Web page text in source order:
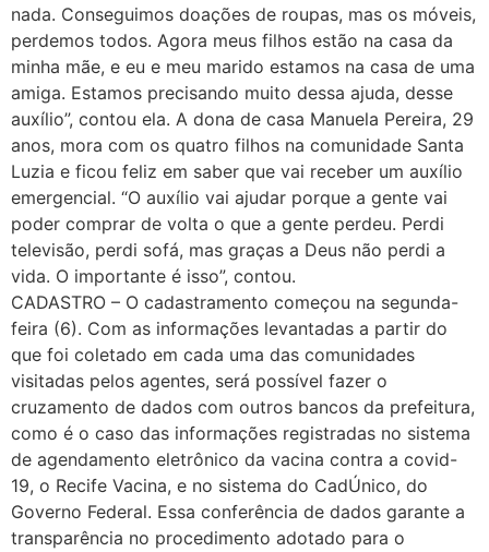
nada. Conseguimos doações de roupas, mas os móveis,
perdemos todos. Agora meus filhos estão na casa da
minha mãe, e eu e meu marido estamos na casa de uma
amiga. Estamos precisando muito dessa ajuda, desse
auxílio”, contou ela. A dona de casa Manuela Pereira, 29
anos, mora com os quatro filhos na comunidade Santa
Luzia e ficou feliz em saber que vai receber um auxílio
emergencial. “O auxílio vai ajudar porque a gente vai
poder comprar de volta o que a gente perdeu. Perdi
televisão, perdi sofá, mas graças a Deus não perdi a
vida. O importante é isso”, contou.
CADASTRO – O cadastramento começou na segunda-
feira (6). Com as informações levantadas a partir do
que foi coletado em cada uma das comunidades
visitadas pelos agentes, será possível fazer o
cruzamento de dados com outros bancos da prefeitura,
como é o caso das informações registradas no sistema
de agendamento eletrônico da vacina contra a covid-
19, o Recife Vacina, e no sistema do CadÚnico, do
Governo Federal. Essa conferência de dados garante a
transparência no procedimento adotado para o